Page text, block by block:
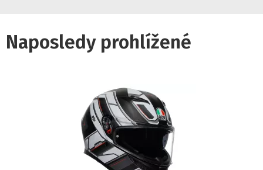
Naposledy prohlížené